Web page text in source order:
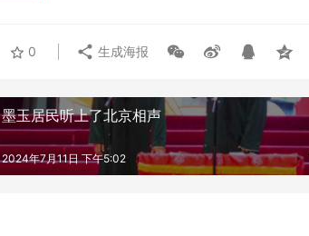
0 生成海报
墨玉居民听上了北京相声
2024年7月11日 下午5:02